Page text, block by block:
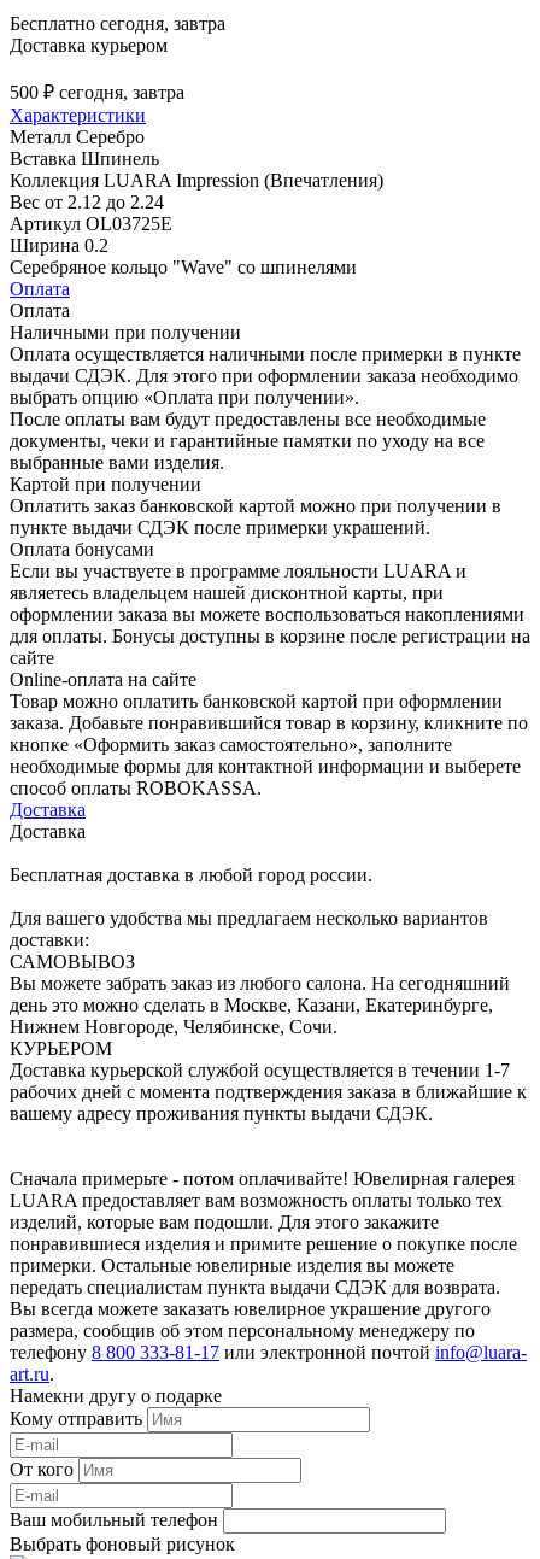
Бесплатно сегодня, завтра
Доставка курьером
500 ₽ сегодня, завтра
Характеристики
Металл Серебро
Вставка Шпинель
Коллекция LUARA Impression (Впечатления)
Вес от 2.12 до 2.24
Артикул OL03725E
Ширина 0.2
Серебряное кольцо "Wave" со шпинелями
Оплата
Оплата
Наличными при получении
Оплата осуществляется наличными после примерки в пункте
выдачи СДЭК. Для этого при оформлении заказа необходимо
выбрать опцию «Оплата при получении».
После оплаты вам будут предоставлены все необходимые
документы, чеки и гарантийные памятки по уходу на все
выбранные вами изделия.
Картой при получении
Оплатить заказ банковской картой можно при получении в
пункте выдачи СДЭК после примерки украшений.
Оплата бонусами
Если вы участвуете в программе лояльности LUARA и
являетесь владельцем нашей дисконтной карты, при
оформлении заказа вы можете воспользоваться накоплениями
для оплаты. Бонусы доступны в корзине после регистрации на
сайте
Online-оплата на сайте
Товар можно оплатить банковской картой при оформлении
заказа. Добавьте понравившийся товар в корзину, кликните по
кнопке «Оформить заказ самостоятельно», заполните
необходимые формы для контактной информации и выберете
способ оплаты ROBOKASSA.
Доставка
Доставка
Бесплатная доставка в любой город россии.
Для вашего удобства мы предлагаем несколько вариантов
доставки:
САМОВЫВОЗ
Вы можете забрать заказ из любого салона. На сегодняшний
день это можно сделать в Москве, Казани, Екатеринбурге,
Нижнем Новгороде, Челябинске, Сочи.
КУРЬЕРОМ
Доставка курьерской службой осуществляется в течении 1-7
рабочих дней с момента подтверждения заказа в ближайшие к
вашему адресу проживания пункты выдачи СДЭК.
Сначала примерьте - потом оплачивайте! Ювелирная галерея
LUARA предоставляет вам возможность оплаты только тех
изделий, которые вам подошли. Для этого закажите
понравившиеся изделия и примите решение о покупке после
примерки. Остальные ювелирные изделия вы можете
передать специалистам пункта выдачи СДЭК для возврата.
Вы всегда можете заказать ювелирное украшение другого
размера, сообщив об этом персональному менеджеру по
телефону 8 800 333-81-17 или электронной почтой info@luara-
art.ru.
Намекни другу о подарке
Кому отправить
От кого
Ваш мобильный телефон
Выбрать фоновый рисунок